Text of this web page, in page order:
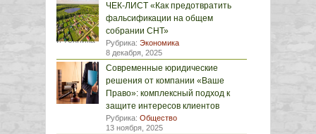
ЧЕК-ЛИСТ «Как предотвратить
фальсификации на общем
собрании СНТ»
Рубрика: Экономика
8 декабря, 2025
Современные юридические
решения от компании «Ваше
Право»: комплексный подход к
защите интересов клиентов
Рубрика: Общество
13 ноября, 2025